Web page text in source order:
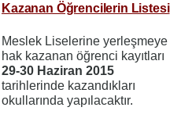
Kazanan Öğrencilerin Listesi
Meslek Liselerine yerleşmeye
hak kazanan öğrenci kayıtları
29-30 Haziran 2015
tarihlerinde kazandıkları
okullarında yapılacaktır.